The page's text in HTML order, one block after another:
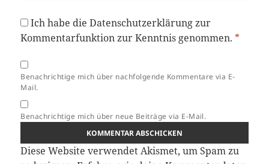
Ich habe dieDatenschutzerklärungzur
Kommentarfunktion zur Kenntnis genommen. *
Benachrichtige mich über nachfolgende Kommentare via E-
Mail.
Benachrichtige mich über neue Beiträge via E-Mail.
Diese Website verwendet Akismet, um Spam zu